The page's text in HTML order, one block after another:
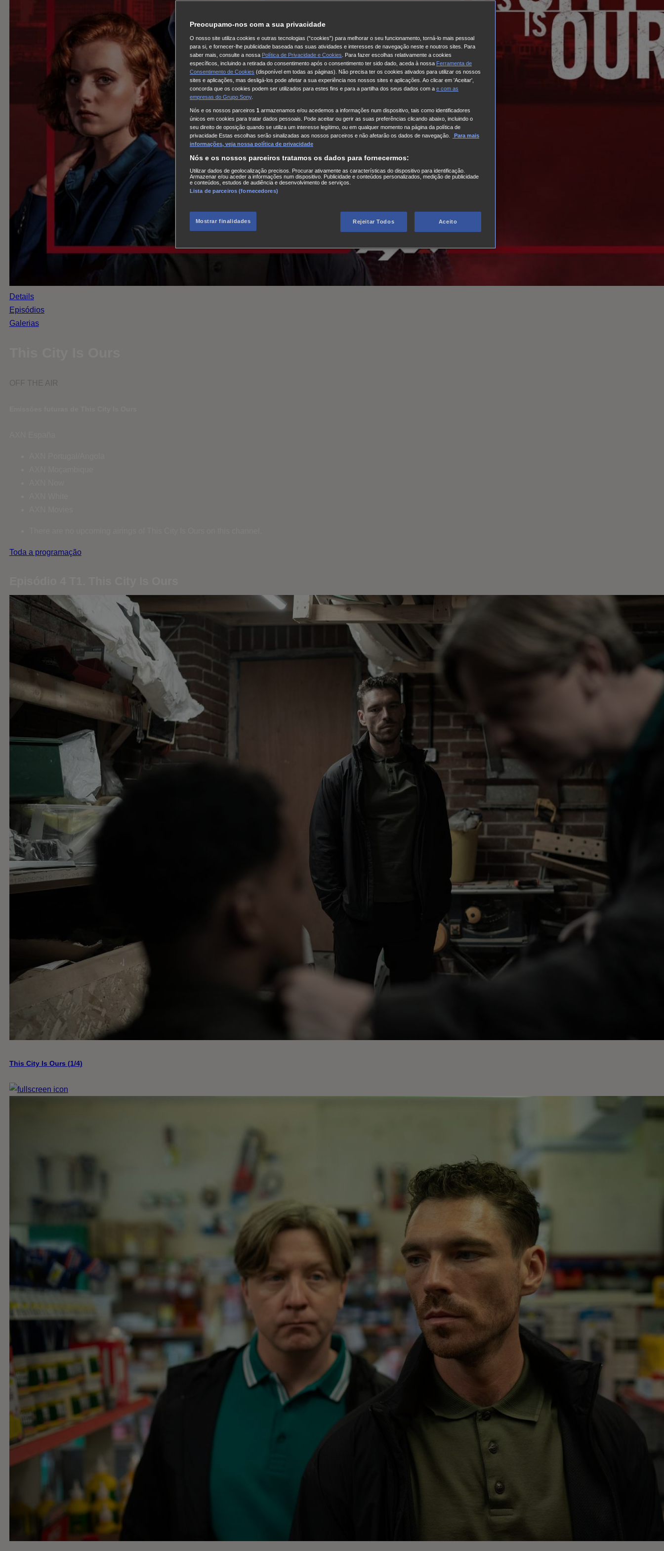
Details
Episódios
Galerias
OFF THE AIR
Toda a programação
This City Is Ours (1/4)
Preocupamo-nos com a sua privacidade
O nosso site utiliza cookies e outras tecnologias (“cookies”) para melhorar o seu funcionamento, torná-lo mais pessoal
para si, e fornecer-lhe publicidade baseada nas suas atividades e interesses de navegação neste e noutros sites. Para
saber mais, consulte a nossa Política de Privacidade e Cookies . Para fazer escolhas relativamente a cookies
específicos, incluindo a retirada do consentimento após o consentimento ter sido dado, aceda à nossa Ferramenta de
Consentimento de Cookies (disponível em todas as páginas). Não precisa ter os cookies ativados para utilizar os nossos
sites e aplicações, mas desligá-los pode afetar a sua experiência nos nossos sites e aplicações. Ao clicar em 'Aceitar',
concorda que os cookies podem ser utilizados para estes fins e para a partilha dos seus dados com a e com as
empresas do Grupo Sony.
Nós e os nossos parceiros 1 armazenamos e/ou acedemos a informações num dispositivo, tais como identificadores
únicos em cookies para tratar dados pessoais. Pode aceitar ou gerir as suas preferências clicando abaixo, incluindo o
seu direito de oposição quando se utiliza um interesse legítimo, ou em qualquer momento na página da política de
privacidade Estas escolhas serão sinalizadas aos nossos parceiros e não afetarão os dados de navegação.
Para mais
informações, veja nossa política de privacidade
Nós e os nossos parceiros tratamos os dados para fornecermos:
Utilizar dados de geolocalização precisos. Procurar ativamente as características do dispositivo para identificação.
Armazenar e/ou aceder a informações num dispositivo. Publicidade e conteúdos personalizados, medição de publicidade
e conteúdos, estudos de audiência e desenvolvimento de serviços.
Lista de parceiros (fornecedores)
Mostrar finalidades Rejeitar Todos Aceito